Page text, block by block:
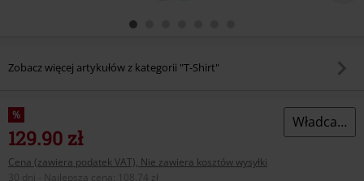
Zobacz więcej artykułów z kategorii "T-Shirt"
%
129.90 zł
Cena (zawiera podatek VAT), Nie zawiera kosztów wysyłki
30 dni - Najlepsza cena
108.74 zł
Władca Pierścieni